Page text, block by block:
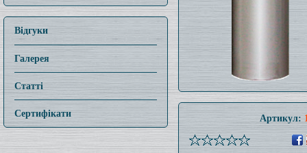
Відгуки
Галерея
Статті
Сертифікати Артикул: